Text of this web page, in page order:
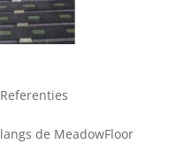
Referenties
de MeadowFloor